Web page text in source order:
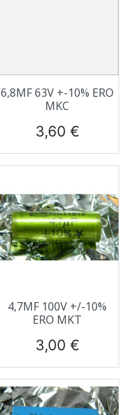
6,8ΜF 63V +-10% ERO
MKC
Prix
3,60 €
4,7ΜF 100V +/-10%
ERO MKT
Prix
3,00 €